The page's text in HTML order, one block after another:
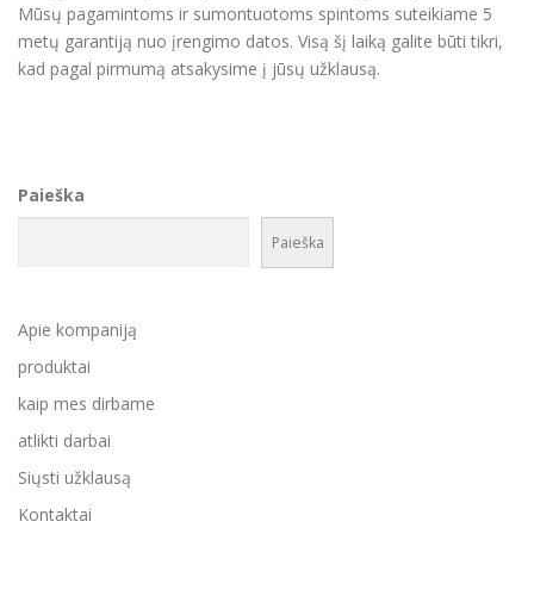
Mūsų pagamintoms ir sumontuotoms spintoms suteikiame 5
metų garantiją nuo įrengimo datos. Visą šį laiką galite būti tikri,
kad pagal pirmumą atsakysime į jūsų užklausą.
Paieška
Paieška
Apie kompaniją
produktai
kaip mes dirbame
atlikti darbai
Siųsti užklausą
Kontaktai